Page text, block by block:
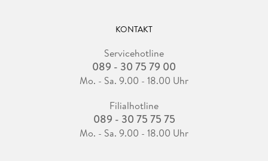
KONTAKT
Servicehotline
089 - 30 75 79 00
Mo. - Sa. 9.00 - 18.00 Uhr
Filialhotline
089 - 30 75 75 75
Mo. - Sa. 9.00 - 18.00 Uhr